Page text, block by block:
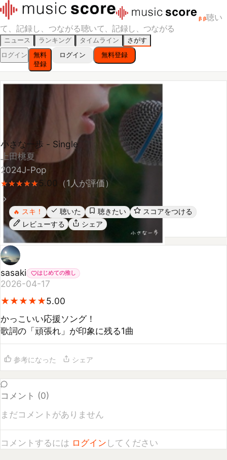
β β聴い
て、記録し、つながる聴いて、記録し、つながる
ニュース ランキング タイムライン
さがす
ログイン
無料
登録
ログイン 無料登録
小さな一歩 - Single
上田桃夏
2024J-Pop
★
★★
★★
★★
★★
★5.00
レビューする シェア
sasaki
2026-04-17
★
★★
★★
★★
★★
★5.00
かっこいい応援ソング！
歌詞の「頑張れ」が印象に残る1曲
参考になった シェア
コメント (0
まだコメントがありません
コメントするにはログイン してください